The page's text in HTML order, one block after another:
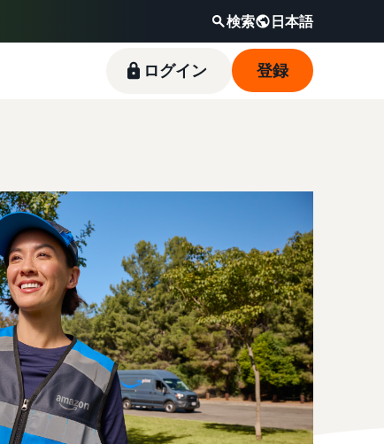
検索 日本語
新規出品者向け特典
スタートダッシュ成功パックをお得に始めるた
めに、特典を活用しましょう。ブランド売上の
最大787.5万円分の還元します。
料金シミュレーター
販売する商品の詳細と配送費用を入力するだけ
で、さまざまな配送方法のコストをすぐに比較
できます。
フルフィルメント by
Amazon(FBA)
商品を預けるだけで、Amazonが注文受付から
梱包・配送・返品対応まで行い、手間を減らし
て効率的に販売できる配送代行サービスです。
Amazonブランド登録（Brand
Registry）
Amazon Brand Registryにブランドを登録する
と、さまざまなブランド構築ツールと保護の特
典を利用できます。
Amazon出品ブログ
Amazon出品サービス公式が提供するネット販
売・Amazon出品お役立ち情報（ブログ記事）
をテーマ別に一覧でご紹介します。
ログイン 登録